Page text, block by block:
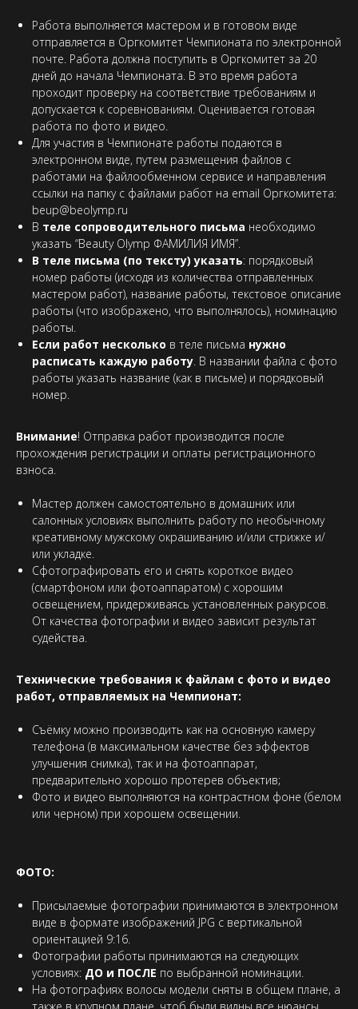
Работа выполняется мастером и в готовом виде
отправляется в Оргкомитет Чемпионата по электронной
почте. Работа должна поступить в Оргкомитет за 20
дней до начала Чемпионата. В это время работа
проходит проверку на соответствие требованиям и
допускается к соревнованиям. Оценивается готовая
работа по фото и видео.
Для участия в Чемпионате работы подаются в
электронном виде, путем размещения файлов с
работами на файлообменном сервисе и направления
ссылки на папку с файлами работ на email Оргкомитета:
beup@beolymp.ru
В теле сопроводительного письма необходимо
указать “Beauty Olymp ФАМИЛИЯ ИМЯ”.
В теле письма (по тексту) указать: порядковый
номер работы (исходя из количества отправленных
мастером работ), название работы, текстовое описание
работы (что изображено, что выполнялось), номинацию
работы.
Если работ несколько в теле письма нужно
расписать каждую работу . В названии файла с фото
работы указать название (как в письме) и порядковый
номер.
Внимание! Отправка работ производится после
прохождения регистрации и оплаты регистрационного
взноса.
Мастер должен самостоятельно в домашних или
салонных условиях выполнить работу по необычному
креативному мужскому окрашиванию и/или стрижке и/
или укладке.
Сфотографировать его и снять короткое видео
(смартфоном или фотоаппаратом) с хорошим
освещением, придерживаясь установленных ракурсов.
От качества фотографии и видео зависит результат
судейства.
Технические требования к файлам с фото и видео
работ, отправляемых на Чемпионат:
Съёмку можно производить как на основную камеру
телефона (в максимальном качестве без эффектов
улучшения снимка), так и на фотоаппарат,
предварительно хорошо протерев объектив;
Фото и видео выполняются на контрастном фоне (белом
или черном) при хорошем освещении.
ФОТО:
Присылаемые фотографии принимаются в электронном
виде в формате изображений JPG с вертикальной
ориентацией 9:16.
Фотографии работы принимаются на следующих
условиях: ДО и ПОСЛЕ по выбранной номинации.
На фотографиях волосы модели сняты в общем плане, а
также в крупном плане, чтоб были видны все нюансы